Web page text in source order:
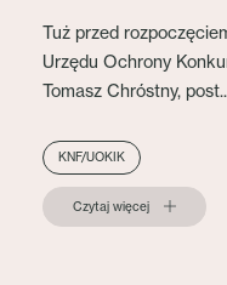
Tuż przed
Urzędu Ochrony
Tomasz Chróstny,
KNF/UOKIK
Czytaj więcej